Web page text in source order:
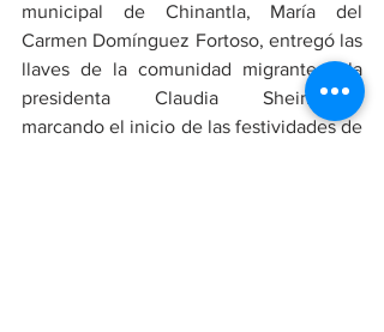
municipal de Chinantla, María del
Carmen Domínguez Fortoso, entregó las
llaves de la comunidad migrante a la
presidenta Claudia Sheinbaum,
marcando el inicio de las festividades de